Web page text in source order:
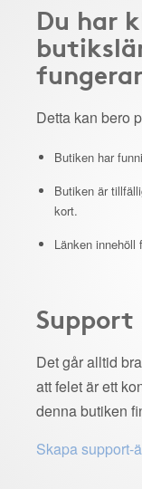
Du har
Detta kan bero
Butiken har
Butiken är
kort.
Länken
Support
Det går alltid
att felet är ett
denna butiken
Skapa support-